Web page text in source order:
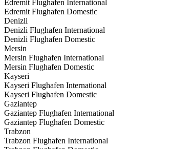
Edremit Flughafen International
Edremit Flughafen Domestic
Denizli
Denizli Flughafen International
Denizli Flughafen Domestic
Mersin
Mersin Flughafen International
Mersin Flughafen Domestic
Kayseri
Kayseri Flughafen International
Kayseri Flughafen Domestic
Gaziantep
Gaziantep Flughafen International
Gaziantep Flughafen Domestic
Trabzon
Trabzon Flughafen International